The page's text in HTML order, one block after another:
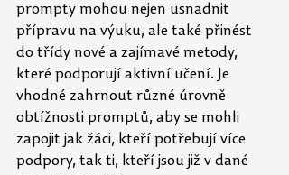
prompty mohou nejen usnadnit
přípravu na výuku, ale také přinést
do třídy nové a zajímavé metody,
které podporují aktivní učení. Je
vhodné zahrnout různé úrovně
obtížnosti promptů, aby se mohli
zapojit jak žáci, kteří potřebují více
podpory, tak ti, kteří jsou již v dané